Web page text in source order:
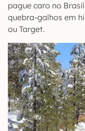
pague caro no
quebra-galhos em
ou Target.